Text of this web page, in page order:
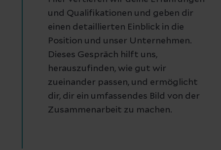
und Qualifikationen und geben dir
einen detaillierten Einblick in die
Position und unser Unternehmen.
Dieses Gespräch hilft uns,
herauszufinden, wie gut wir
zueinander passen, und ermöglicht
dir, dir ein umfassendes Bild von der
Zusammenarbeit zu machen.